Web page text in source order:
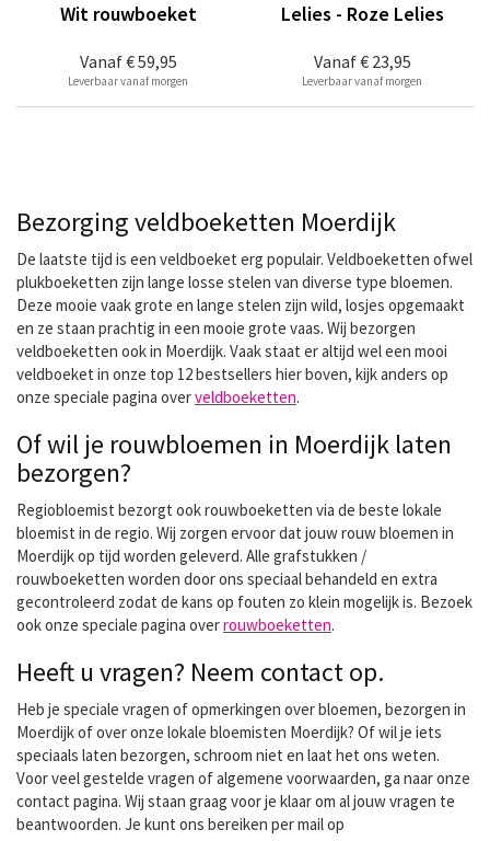
Vanaf€ 59,95
Wit rouwboeket
Leverbaar vanaf morgen
Vanaf€ 23,95
Lelies - Roze Lelies
Leverbaar vanaf morgen
Bezorging veldboeketten Moerdijk
De laatste tijd is een veldboeket erg populair. Veldboeketten ofwel
plukboeketten zijn lange losse stelen van diverse type bloemen.
Deze mooie vaak grote en lange stelen zijn wild, losjes opgemaakt
en ze staan prachtig in een mooie grote vaas. Wij bezorgen
veldboeketten ook in Moerdijk. Vaak staat er altijd wel een mooi
veldboeket in onze top 12 bestsellers hier boven, kijk anders op
onze speciale pagina overveldboeketten.
Of wil je rouwbloemen in Moerdijk laten
bezorgen?
Regiobloemist bezorgt ook rouwboeketten via de beste lokale
bloemist in de regio. Wij zorgen ervoor dat jouw rouw bloemen in
Moerdijk op tijd worden geleverd. Alle grafstukken /
rouwboeketten worden door ons speciaal behandeld en extra
gecontroleerd zodat de kans op fouten zo klein mogelijk is. Bezoek
ook onze speciale pagina overrouwboeketten.
Heeft u vragen? Neem contact op.
Heb je speciale vragen of opmerkingen over bloemen, bezorgen in
Moerdijk of over onze lokale bloemisten Moerdijk? Of wil je iets
speciaals laten bezorgen, schroom niet en laat het ons weten.
Voor veel gestelde vragen of algemene voorwaarden, ga naar onze
contact pagina. Wij staan graag voor je klaar om al jouw vragen te
beantwoorden. Je kunt ons bereiken per mail op